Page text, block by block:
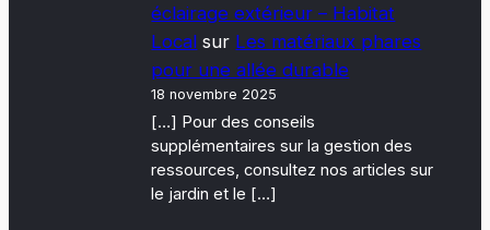
éclairage extérieur – Habitat
Local sur Les matériaux phares
pour une allée durable
18 novembre 2025
[…] Pour des conseils
supplémentaires sur la gestion des
ressources, consultez nos articles sur
le jardin et le […]